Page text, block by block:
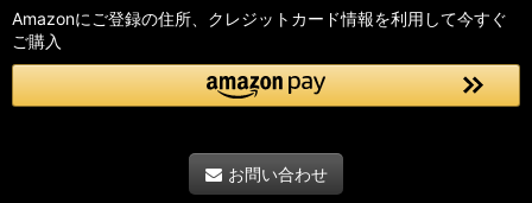
Amazonにご登録の住所、クレジットカード情報を利用して今すぐ
ご購入
お問い合わせ